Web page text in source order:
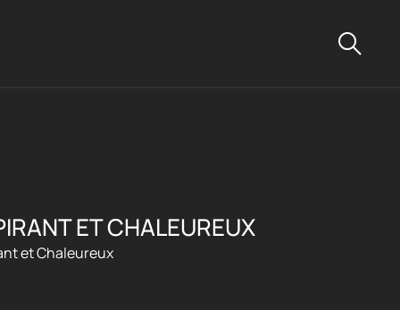
ET CHALEUREUX
et Chaleureux